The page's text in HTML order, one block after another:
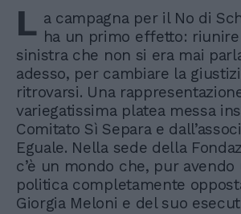
L a campagna per il No di
ha un primo effetto:
sinistra che non si era mai
adesso, per cambiare la
ritrovarsi. Una
variegatissima platea messa
Comitato Sì Separa e
Eguale. Nella sede della
c’è un mondo che, pur avendo
politica completamente
Giorgia Meloni e del suo